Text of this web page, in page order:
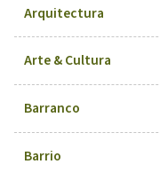
Arquitectura
Arte & Cultura
Barranco
Barrio